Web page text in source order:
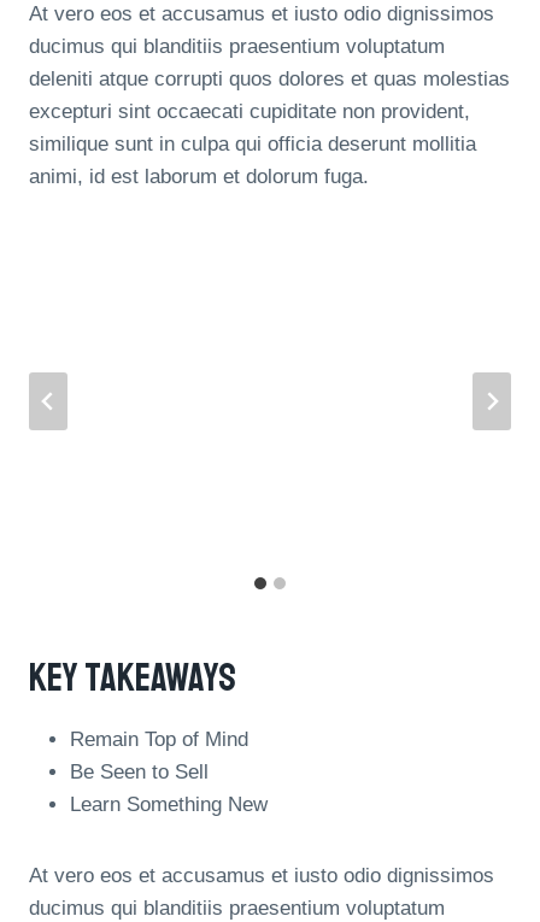
At vero eos et accusamus et iusto odio dignissimos
ducimus qui blanditiis praesentium voluptatum
deleniti atque corrupti quos dolores et quas molestias
excepturi sint occaecati cupiditate non provident,
similique sunt in culpa qui officia deserunt mollitia
animi, id est laborum et dolorum fuga.
Key Takeaways
Remain Top of Mind
Be Seen to Sell
Learn Something New
At vero eos et accusamus et iusto odio dignissimos
ducimus qui blanditiis praesentium voluptatum